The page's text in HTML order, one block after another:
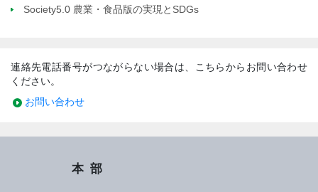
Society5.0 農業・食品版の実現とSDGs
連絡先電話番号がつながらない場合は、こちらからお問い合わせ
ください。
お問い合わせ
本部